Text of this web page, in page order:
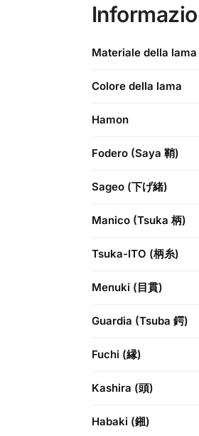
Materiale della lama
Colore della lama
Hamon
Fodero (Saya 鞘)
Sageo (下げ緒)
Manico (Tsuka 柄)
Tsuka-ITO (柄糸)
Menuki (目貫)
Guardia (Tsuba 鍔)
Fuchi (縁)
Kashira (頭)
Habaki (鎺)